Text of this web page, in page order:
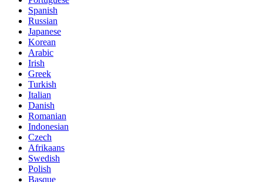
Spanish
Russian
Japanese
Korean
Arabic
Irish
Greek
Turkish
Italian
Danish
Romanian
Indonesian
Czech
Afrikaans
Swedish
Polish
Basque